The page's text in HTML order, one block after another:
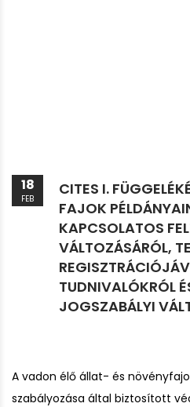
18
FEB
CITES I.
FAJOK
KAPCSOLATOS
VÁLTOZÁSÁRÓL,
TUDNIVALÓKRÓL
JOGSZABÁLYI
A vadon élő állat- és
szabályozása által biztosított